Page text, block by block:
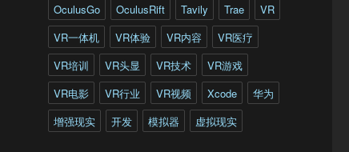
OculusGo
OculusRift Tavily Trae
VR
VR一体机
VR体验 VR内容
VR医疗
VR培训
VR头显 VR技术
VR游戏
VR电影
VR行业 VR视频 Xcode
华为
增强现实
开发 模拟器 虚拟现实